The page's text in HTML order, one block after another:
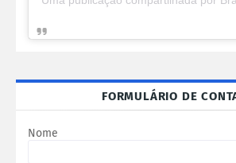
FORMULÁRIO DE
Nome